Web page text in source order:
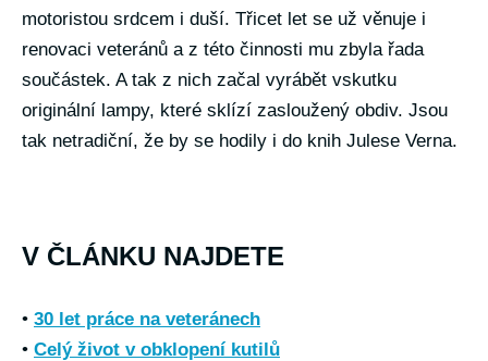
motoristou srdcem i duší. Třicet let se už věnuje i
renovaci veteránů a z této činnosti mu zbyla řada
součástek. A tak z nich začal vyrábět vskutku
originální lampy, které sklízí zasloužený obdiv. Jsou
tak netradiční, že by se hodily i do knih Julese Verna.
V ČLÁNKU NAJDETE
• 30 let práce na veteránech
• Celý život v obklopení kutilů